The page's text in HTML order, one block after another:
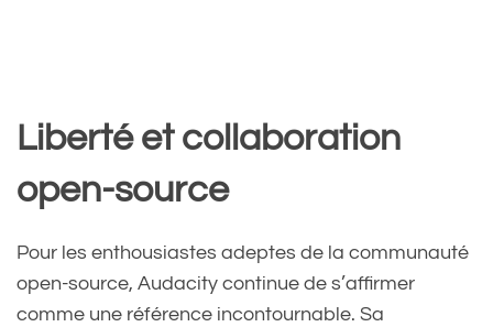
Liberté et collaboration
open-source
Pour les enthousiastes adeptes de la communauté
open-source, Audacity continue de s’affirmer
comme une référence incontournable. Sa